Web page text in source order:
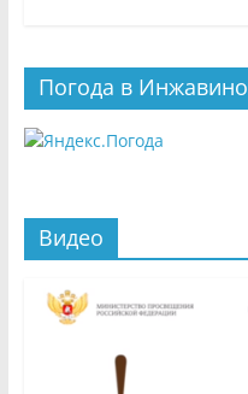
Погода в Инжавино
Видео